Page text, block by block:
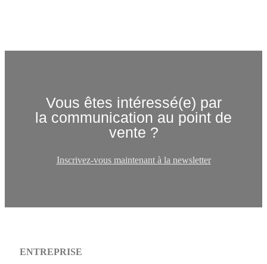
Vous êtes intéressé(e) par
la communication au point de
vente ?
Inscrivez-vous maintenant à la newsletter
ENTREPRISE